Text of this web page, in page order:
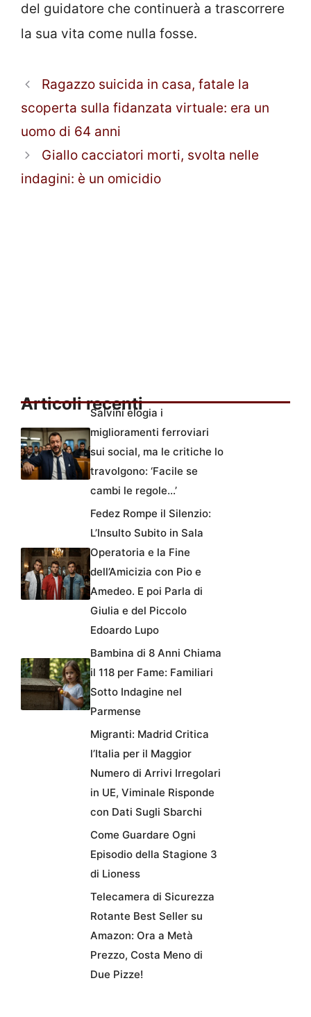
del guidatore che continuerà a trascorrere
la sua vita come nulla fosse.
Ragazzo suicida in casa, fatale la
scoperta sulla fidanzata virtuale: era un
uomo di 64 anni
Giallo cacciatori morti, svolta nelle
indagini: è un omicidio
Articoli recenti
Salvini elogia i
miglioramenti ferroviari
sui social, ma le critiche lo
travolgono: ‘Facile se
cambi le regole…’
Fedez Rompe il Silenzio:
L’Insulto Subito in Sala
Operatoria e la Fine
dell’Amicizia con Pio e
Amedeo. E poi Parla di
Giulia e del Piccolo
Edoardo Lupo
Bambina di 8 Anni Chiama
il 118 per Fame: Familiari
Sotto Indagine nel
Parmense
Migranti: Madrid Critica
l’Italia per il Maggior
Numero di Arrivi Irregolari
in UE, Viminale Risponde
con Dati Sugli Sbarchi
Come Guardare Ogni
Episodio della Stagione 3
di Lioness
Telecamera di Sicurezza
Rotante Best Seller su
Amazon: Ora a Metà
Prezzo, Costa Meno di
Due Pizze!